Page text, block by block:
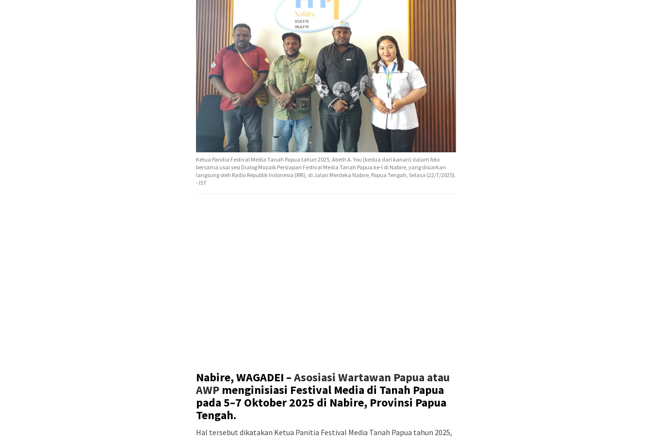
Ketua Panitia Festival Media Tanah Papua tahun 2025, Abeth A. You (kedua dari kanan) dalam foto
bersama usai sesi Dialog Mozaik Persiapan Festival Media Tanah Papua ke-I di Nabire, yang disiarkan
langsung oleh Radio Republik Indonesia (RRI), di Jalan Merdeka Nabire, Papua Tengah, Selasa (22/7/2025).
- IST
Nabire, WAGADEI –Asosiasi Wartawan Papua atau
AWP menginisiasi Festival Media di Tanah Papua
pada 5–7 Oktober 2025 di Nabire, Provinsi Papua
Tengah.
Hal tersebut dikatakan Ketua Panitia Festival Media Tanah Papua tahun 2025,